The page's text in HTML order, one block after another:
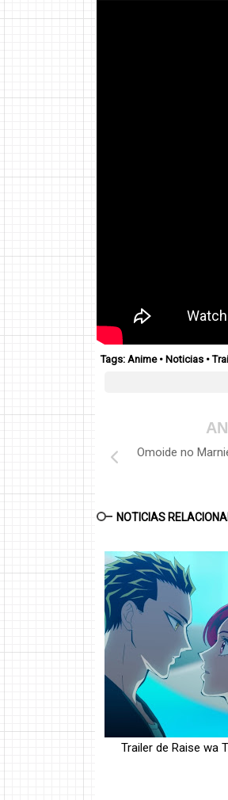
Tags: Anime• Noticias •
Omoide no
NOTICIAS
Trailer de Raise wa